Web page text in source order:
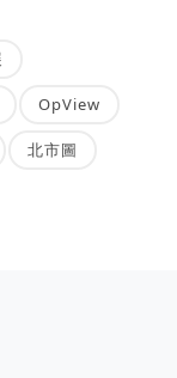
OpView
北市圖